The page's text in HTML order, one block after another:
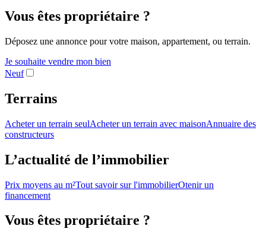
Vous êtes propriétaire ?
Déposez une annonce pour votre maison, appartement, ou terrain.
Je souhaite vendre mon bien
Neuf
Terrains
Acheter un terrain seulAcheter un terrain avec maisonAnnuaire des
constructeurs
L’actualité de l’immobilier
Prix moyens au m²Tout savoir sur l'immobilierOtenir un
financement
Vous êtes propriétaire ?